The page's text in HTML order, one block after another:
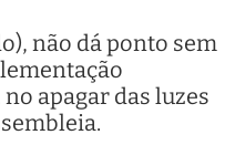
não dá ponto sem
apagar das luzes